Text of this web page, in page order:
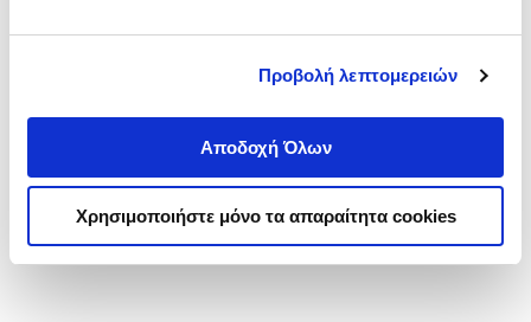
Προβολή λεπτομερειών
Αποδοχή Όλων
Χρησιμοποιήστε μόνο τα απαραίτητα cookies